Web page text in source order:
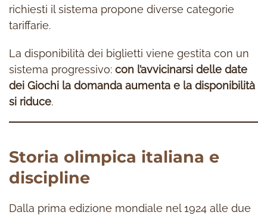
richiesti il sistema propone diverse categorie
tariffarie.
La disponibilità dei biglietti viene gestita con un
sistema progressivo: con l’avvicinarsi delle date
dei Giochi la domanda aumenta e la disponibilità
si riduce.
Storia olimpica italiana e
discipline
Dalla prima edizione mondiale nel 1924 alle due